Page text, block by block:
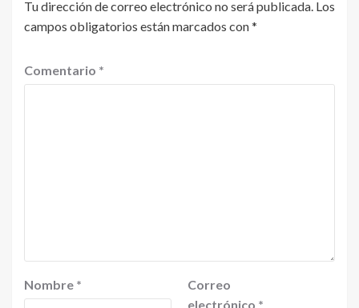
Tu dirección de correo electrónico no será publicada. Los
campos obligatorios están marcados con*
Comentario *
Nombre *
Correo
electrónico *